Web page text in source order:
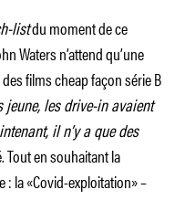
listdu moment de ce
Waters n’attend qu’une
films cheap façon série B
jeune, les drive-in avaient
il n’y a que des
Tout en souhaitant la
la «Covid-exploitation» –